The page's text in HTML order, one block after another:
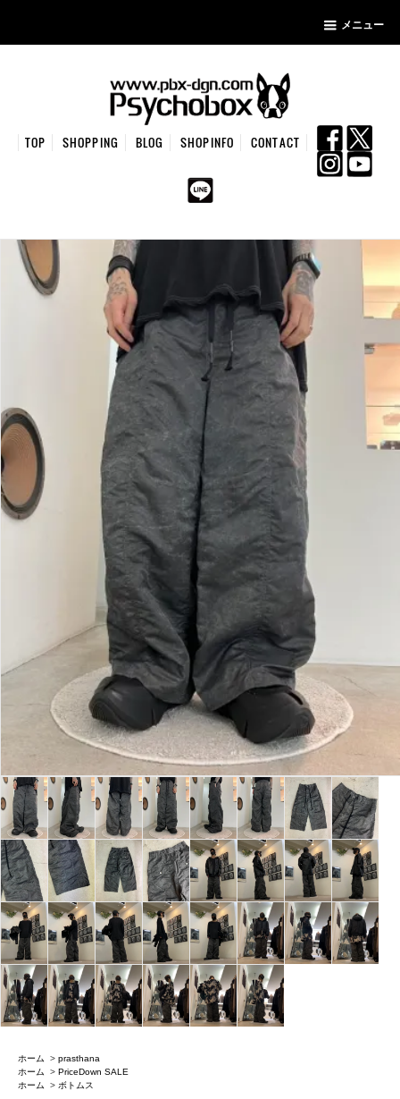
メニュー
TOP SHOPPING BLOG SHOPINFO CONTACT
ホーム > prasthana
ホーム
> PriceDown SALE
ホーム
> ボトムス